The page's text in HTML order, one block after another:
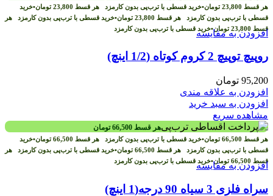
هر قسط 23,800 تومان•خرید قسطی با ترب‌پی بدون کارمزد هر قسط 23,800 تومان•خرید
قسطی با ترب‌پی بدون کارمزد هر قسط 23,800 تومان•خرید قسطی با ترب‌پی بدون کارمزد هر
قسط 23,800 تومان•خرید قسطی با ترب‌پی بدون کارمزدافزودن به مقایسه
روپیچ توپیچ 2 کروم کوتاه (1/2 اینچ)
95,200 تومان
افزودن به علاقه مندی
افزودن به سبد خرید
مشاهده سریع
هر قسط 66,500 تومان
هر قسط 66,500 تومان•خرید قسطی با ترب‌پی بدون کارمزد هر قسط 66,500 تومان•خرید
قسطی با ترب‌پی بدون کارمزد هر قسط 66,500 تومان•خرید قسطی با ترب‌پی بدون کارمزد هر
قسط 66,500 تومان•خرید قسطی با ترب‌پی بدون کارمزدافزودن به مقایسه
سراه فلزی 3 سیاه 90 درجه(1 اینچ)